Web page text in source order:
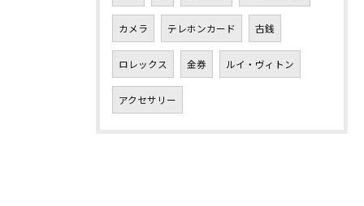
カメラ テレホンカード 古銭
ロレックス 金券 ルイ・ヴィトン
アクセサリー